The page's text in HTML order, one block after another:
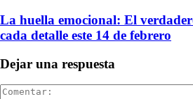
La huella emocional: El
cada detalle este 14 de febrero
Dejar una respuesta